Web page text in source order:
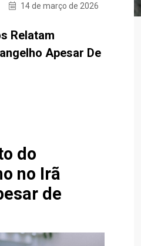
14 de março de 2026
Relatam
Apesar De
do
no Irã
de